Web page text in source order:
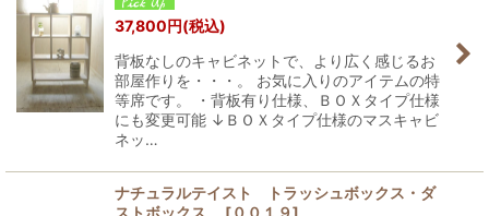
37,800円(税込)
背板なしのキャビネットで、より広く感じるお
部屋作りを・・・。 お気に入りのアイテムの特
等席です。 ・背板有り仕様、ＢＯＸタイプ仕様
にも変更可能 ↓ＢＯＸタイプ仕様のマスキャビ
ネッ…
ナチュラルテイスト トラッシュボックス・ダ
ストボックス
[００１９]